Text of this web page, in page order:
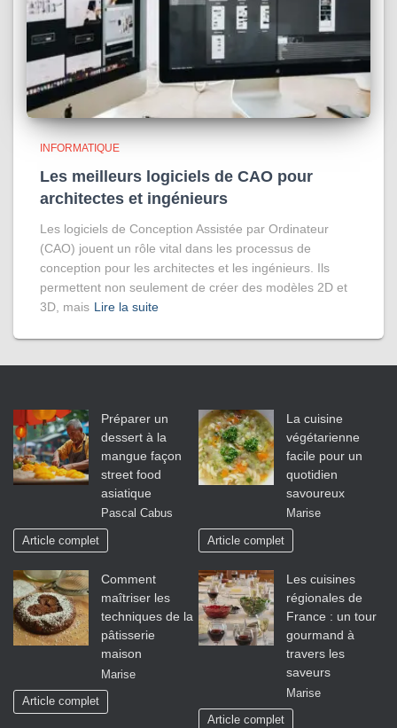
INFORMATIQUE
Les meilleurs logiciels de CAO pour
architectes et ingénieurs
Les logiciels de Conception Assistée par Ordinateur
(CAO) jouent un rôle vital dans les processus de
conception pour les architectes et les ingénieurs. Ils
permettent non seulement de créer des modèles 2D et
3D, mais Lire la suite
Préparer un
dessert à la
mangue façon
street food
asiatique
Pascal Cabus
Article complet
La cuisine
végétarienne
facile pour un
quotidien
savoureux
Marise
Article complet
Comment
maîtriser les
techniques de la
pâtisserie
maison
Marise
Article complet
Les cuisines
régionales de
France : un tour
gourmand à
travers les
saveurs
Marise
Article complet